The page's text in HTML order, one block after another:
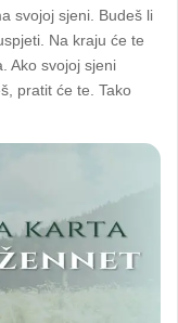
svojoj sjeni. Budeš li
Na kraju će te
Ako svojoj sjeni
pratit će te. Tako